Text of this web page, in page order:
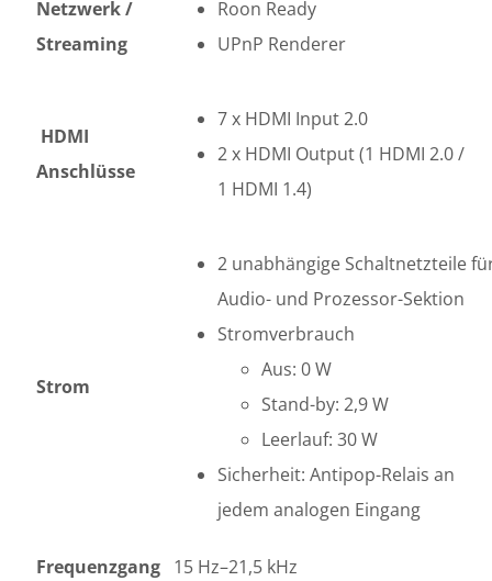
Netzwerk /
Streaming
Roon Ready
UPnP Renderer
HDMI
Anschlüsse
7 x HDMI Input 2.0
2 x HDMI Output (1 HDMI 2.0 /
1 HDMI 1.4)
Strom
2 unabhängige Schaltnetzteile
Audio- und Prozessor-Sektion
Stromverbrauch
Aus: 0 W
Stand-by: 2,9 W
Leerlauf: 30 W
Sicherheit: Antipop-Relais an
jedem analogen Eingang
Frequenzgang 15 Hz–21,5 kHz